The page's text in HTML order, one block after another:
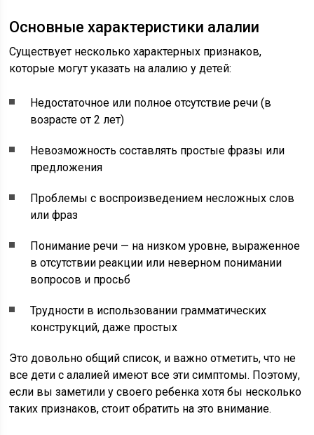
Основные характеристики алалии
Существует несколько характерных признаков,
которые могут указать на алалию у детей:
Недостаточное или полное отсутствие речи (в
возрасте от 2 лет)
Невозможность составлять простые фразы или
предложения
Проблемы с воспроизведением несложных слов
или фраз
Понимание речи — на низком уровне, выраженное
в отсутствии реакции или неверном понимании
вопросов и просьб
Трудности в использовании грамматических
конструкций, даже простых
Это довольно общий список, и важно отметить, что не
все дети с алалией имеют все эти симптомы. Поэтому,
если вы заметили у своего ребенка хотя бы несколько
таких признаков, стоит обратить на это внимание.